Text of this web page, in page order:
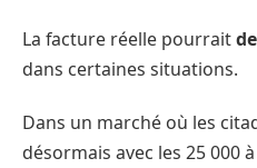
La facture réelle pourrait
dans certaines situations.
Dans un marché où les
désormais avec les 25 000